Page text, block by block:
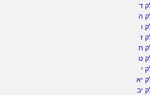
ד
ה
ו
ז
ח
ט
י
יא
יב